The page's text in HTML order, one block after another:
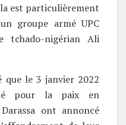
est particulièrement
groupe armé UPC
tchado-nigérian Ali
que le 3 janvier 2022
pour la paix en
ont annoncé